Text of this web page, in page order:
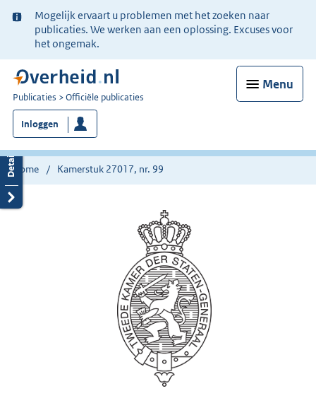
Ter
informatie:
Mogelijk ervaart u problemen met het zoeken naar
publicaties. We werken aan een oplossing. Excuses voor
het ongemak.
Menu
U
bent
nu
hier:
Publicaties Officiële publicaties
Inloggen
Home Kamerstuk 27017, nr. 99